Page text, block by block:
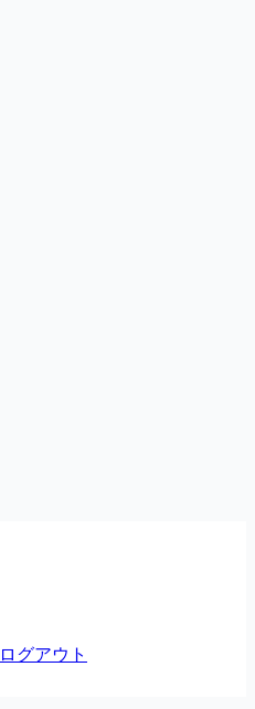
ログアウト